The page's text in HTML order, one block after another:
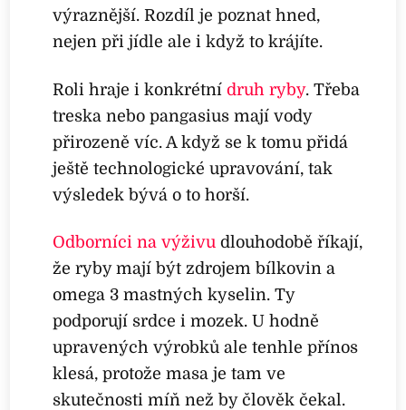
výraznější. Rozdíl je poznat hned,
nejen při jídle ale i když to krájíte.
Roli hraje i konkrétnídruh ryby. Třeba
treska nebo pangasius mají vody
přirozeně víc. A když se k tomu přidá
ještě technologické upravování, tak
výsledek bývá o to horší.
Odborníci na výživu dlouhodobě říkají,
že ryby mají být zdrojem bílkovin a
omega 3 mastných kyselin. Ty
podporují srdce i mozek. U hodně
upravených výrobků ale tenhle přínos
klesá, protože masa je tam ve
skutečnosti míň než by člověk čekal.